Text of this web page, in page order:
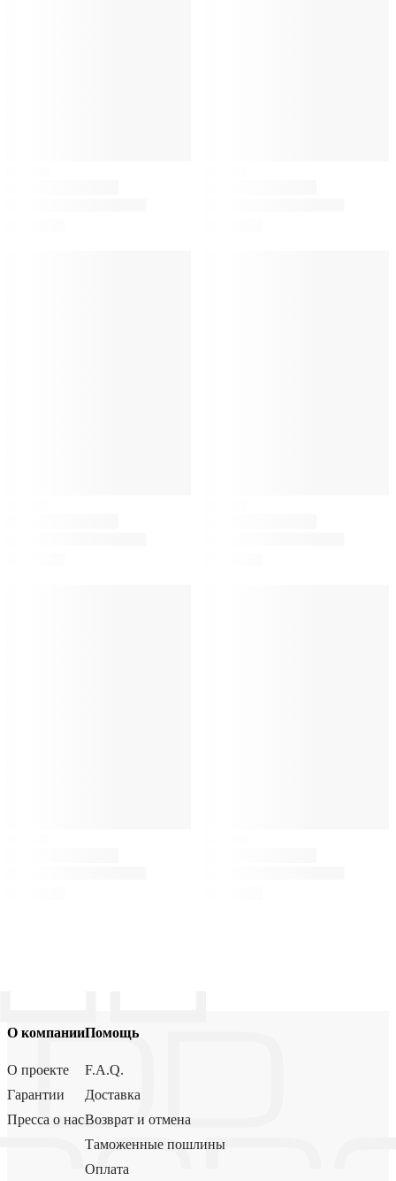
О компании
О проекте
Гарантии
Пресса о нас
Помощь
F.A.Q.
Доставка
Возврат и отмена
Таможенные пошлины
Оплата